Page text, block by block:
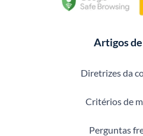
Artigos
Diretrizes da
Critérios de
Perguntas